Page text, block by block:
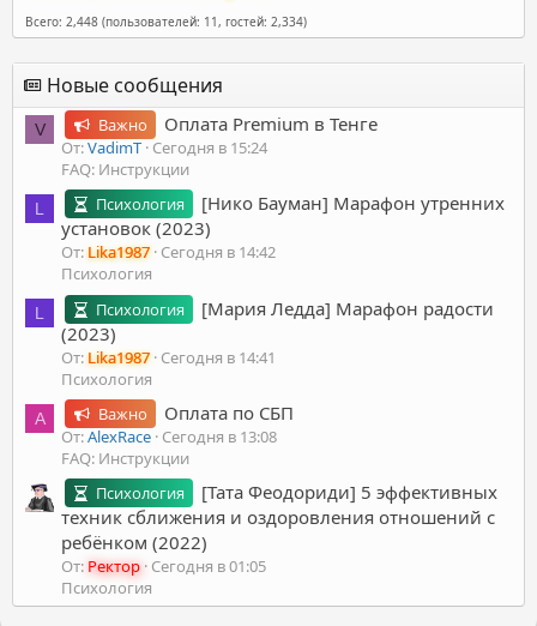
Всего: 2,448 (пользователей: 11, гостей: 2,334)
Новые сообщения
V Важно Оплата Premium в Тенге
От:VadimT Сегодня в 15:24
FAQ: Инструкции
L Психология
[Нико Бауман] Марафон утренних
установок (2023)
От:Lika1987 Сегодня в 14:42
Психология
L Психология
[Мария Ледда] Марафон радости
(2023)
От:Lika1987 Сегодня в 14:41
Психология
A Важно Оплата по СБП
От:AlexRace Сегодня в 13:08
FAQ: Инструкции
Психология
[Тата Феодориди] 5 эффективных
техник сближения и оздоровления отношений с
ребёнком (2022)
От: Ректор Сегодня в 01:05
Психология